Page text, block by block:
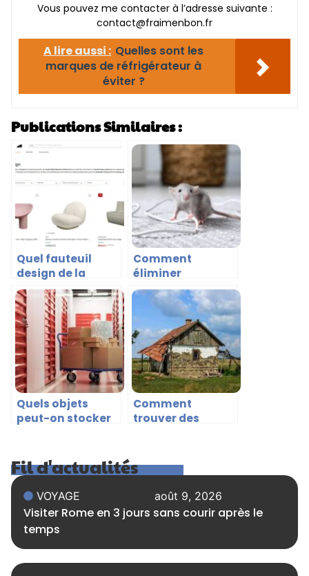
Vous pouvez me contacter à l’adresse suivante :
contact@fraimenbon.fr
A lire aussi : Quelles sont les
marques de réfrigérateur à
éviter ?
Publications Similaires :
Quel fauteuil
design de la
marque Made in
Design choisir ?
Comment
éliminer
efficacement une
infestation de
rats ?
Quels objets
peut-on stocker
Comment
trouver des
donner ?
Fil d'actualités
VOYAGE août 9, 2026
Visiter Rome en 3 jours sans courir après le
temps